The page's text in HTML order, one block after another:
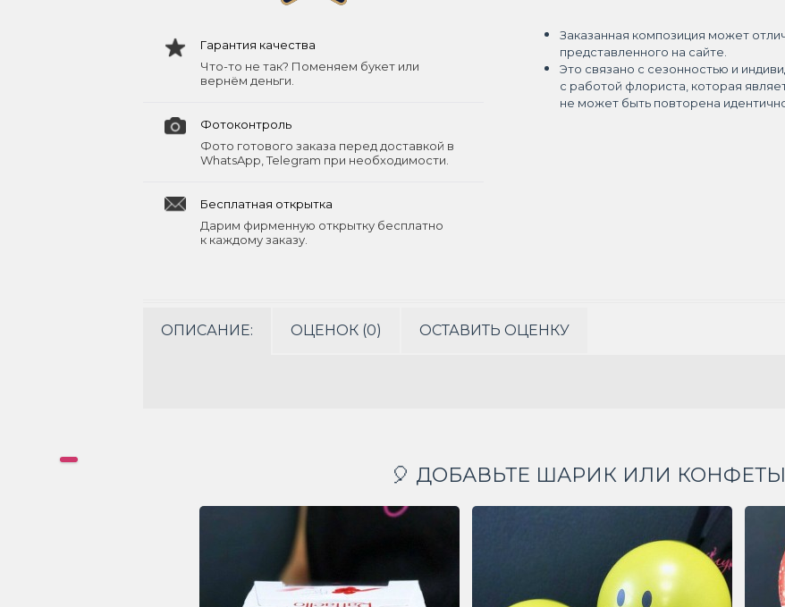
Гарантия качества
Что-то не так? Поменяем букет или
вернём деньги.
Фотоконтроль
Фото готового заказа перед доставкой в
WhatsApp, Telegram при необходимости.
Бесплатная открытка
Дарим фирменную открытку бесплатно
к каждому заказу.
Заказанная композиция может
представленного на сайте.
Это связано с сезонностью и
с работой флориста, которая
не может быть повторена
ОПИСАНИЕ: ОЦЕНОК (0) ОСТАВИТЬ ОЦЕНКУ
🎈 ДОБАВЬТЕ ШАРИК ИЛИ КОНФЕТЫ